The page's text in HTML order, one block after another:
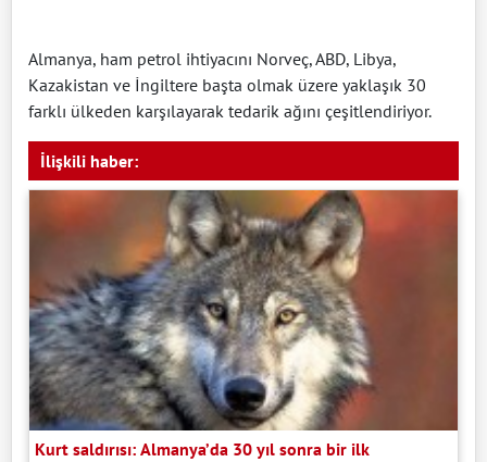
Almanya, ham petrol ihtiyacını Norveç, ABD, Libya,
Kazakistan ve İngiltere başta olmak üzere yaklaşık 30
farklı ülkeden karşılayarak tedarik ağını çeşitlendiriyor.
İlişkili haber:
Kurt saldırısı: Almanya’da 30 yıl sonra bir ilk